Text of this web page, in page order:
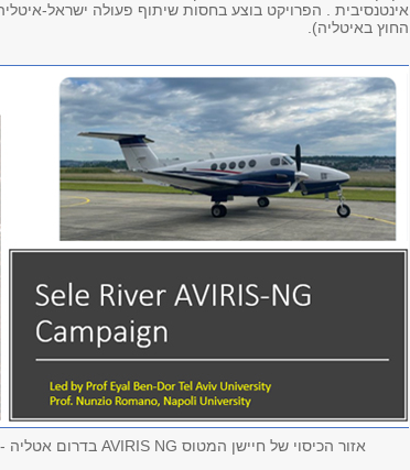
אינטנסיבית . הפרויקט בוצע בחסות שיתוף פעולה ישראל-
החוץ באיטליה).
אזור הכיסוי של חיישן המטוס AVIRIS NG בדרום אטליה - כל הזכויות פרופ' איל בן דור